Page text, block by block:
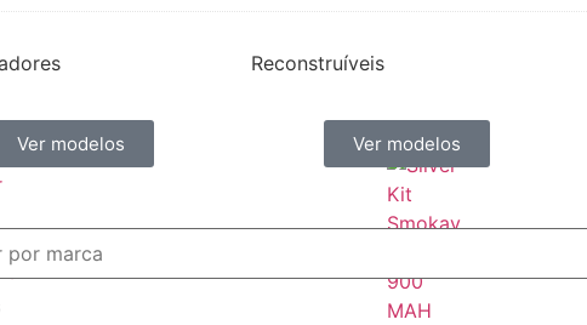
Ver modelos
Reconstruíveis
Ver modelos